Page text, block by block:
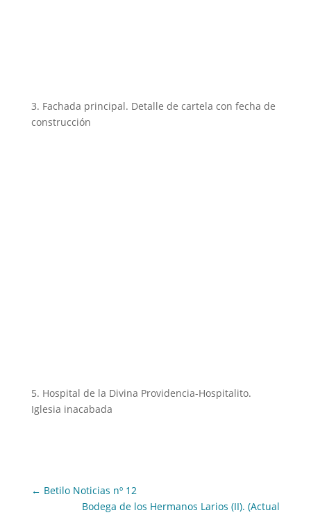
3. Fachada principal. Detalle de cartela con fecha de
construcción
5. Hospital de la Divina Providencia-Hospitalito.
Iglesia inacabada
← Betilo Noticias nº 12
Bodega de los Hermanos Larios (II). (Actual